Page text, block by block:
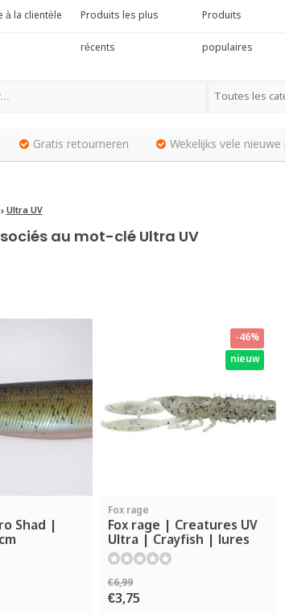
à la clientèle Produits les plus
récents
Produits
populaires
Toutes les
Gratis retourneren Wekelijks vele
Ultra UV
au mot-clé Ultra UV
Shad |
-46%
nieuw
Fox rage
Fox rage | Creatures UV
Ultra | Crayfish | lures
€6,99
€3,75